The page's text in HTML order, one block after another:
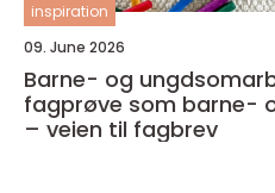
inspiration
09. June 2026
Barne- og
fagprøve som barne-
– veien til fagbrev